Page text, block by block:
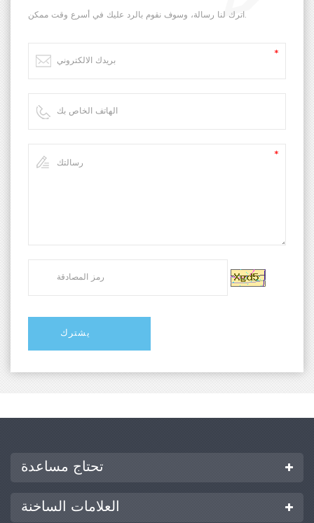
اترك لنا رسالة، وسوف نقوم بالرد عليك في أسرع وقت ممكن.
تحتاج مساعدة
العلامات الساخنة